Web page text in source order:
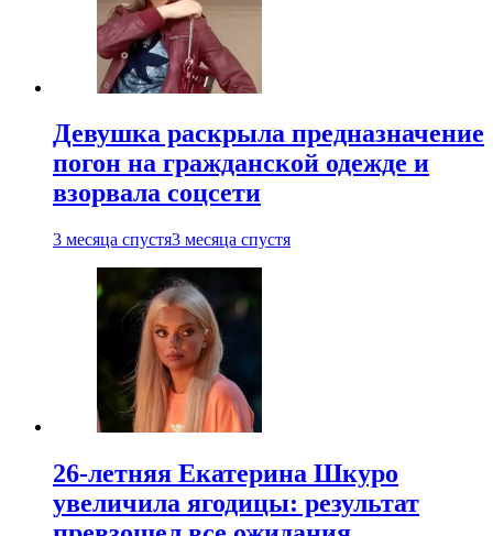
Девушка раскрыла предназначение
погон на гражданской одежде и
взорвала соцсети
3 месяца спустя3 месяца спустя
26-летняя Екатерина Шкуро
увеличила ягодицы: результат